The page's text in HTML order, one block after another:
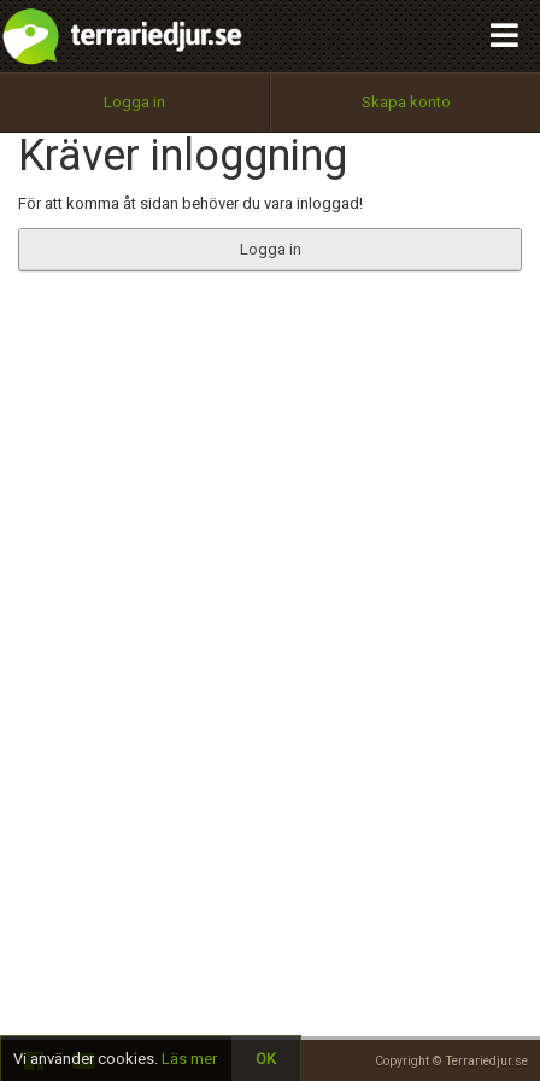
Logga in Skapa konto
Kräver inloggning
För att komma åt sidan behöver du vara inloggad!
Logga in
Copyright © Terrariedjur.se
Utför
100%
OK
integritetspolicy
Namn:
Epost:
Begär nytt lösenord
Tillbaka till förstasidan
Vi använder cookies. Läs mer OK